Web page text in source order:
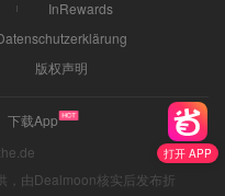
打开 APP
InRewards
版权声明
下载App
，由Dealmoon核实后发布折